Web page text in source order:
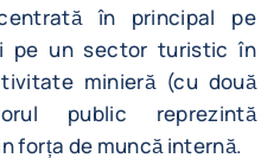
în principal pe
pe un sector turistic în
minieră (cu două
public reprezintă
forța de muncă internă.